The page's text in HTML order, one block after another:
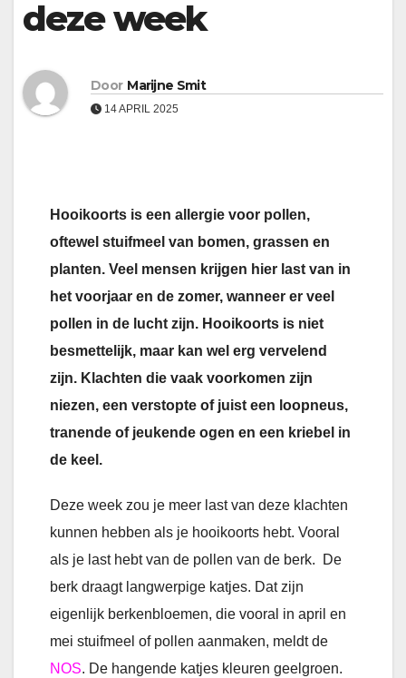
deze week
Door Marijne Smit
14 APRIL 2025
Hooikoorts is een allergie voor pollen,
oftewel stuifmeel van bomen, grassen en
planten. Veel mensen krijgen hier last van in
het voorjaar en de zomer, wanneer er veel
pollen in de lucht zijn. Hooikoorts is niet
besmettelijk, maar kan wel erg vervelend
zijn. Klachten die vaak voorkomen zijn
niezen, een verstopte of juist een loopneus,
tranende of jeukende ogen en een kriebel in
de keel.
Deze week zou je meer last van deze klachten
kunnen hebben als je hooikoorts hebt. Vooral
als je last hebt van de pollen van de berk. De
berk draagt langwerpige katjes. Dat zijn
eigenlijk berkenbloemen, die vooral in april en
mei stuifmeel of pollen aanmaken, meldt de
NOS. De hangende katjes kleuren geelgroen.